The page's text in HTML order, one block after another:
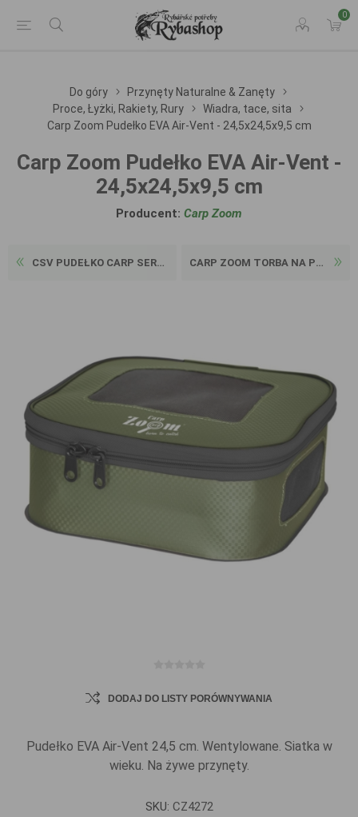
0
Do góry
Przynęty Naturalne & Zanęty
Proce, Łyżki, Rakiety, Rury
Wiadra, tace, sita
Carp Zoom Pudełko EVA Air-Vent - 24,5x24,5x9,5 cm
Carp Zoom Pudełko EVA Air-Vent -
24,5x24,5x9,5 cm
Producent: Carp Zoom
CSV PUDEŁKO CARP SERVIS - 5... CARP ZOOM TORBA NA PRZYNĘTY...
DODAJ DO LISTY PORÓWNYWANIA
Pudełko EVA Air-Vent 24,5 cm. Wentylowane. Siatka w
wieku. Na żywe przynęty.
SKU: CZ4272